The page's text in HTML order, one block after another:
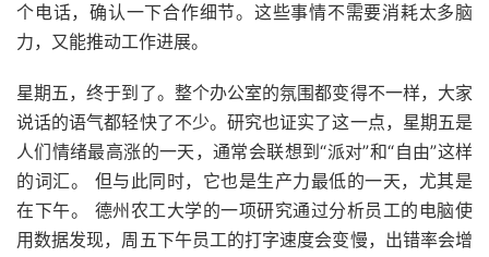
个电话，确认一下合作细节。这些事情不需要消耗太多脑
力，又能推动工作进展。
星期五，终于到了。整个办公室的氛围都变得不一样，大家
说话的语气都轻快了不少。研究也证实了这一点，星期五是
人们情绪最高涨的一天，通常会联想到“派对”和“自由”这样
的词汇。 但与此同时，它也是生产力最低的一天，尤其是
在下午。 德州农工大学的一项研究通过分析员工的电脑使
用数据发现，周五下午员工的打字速度会变慢，出错率会增